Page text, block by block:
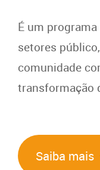
É um
setores
comunidade
transformação
Saiba mais